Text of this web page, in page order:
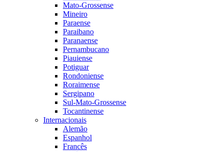
Mato-Grossense
Mineiro
Paraense
Paraibano
Paranaense
Pernambucano
Piauiense
Potiguar
Rondoniense
Roraimense
Sergipano
Sul-Mato-Grossense
Tocantinense
Internacionais
Alemão
Espanhol
Francês